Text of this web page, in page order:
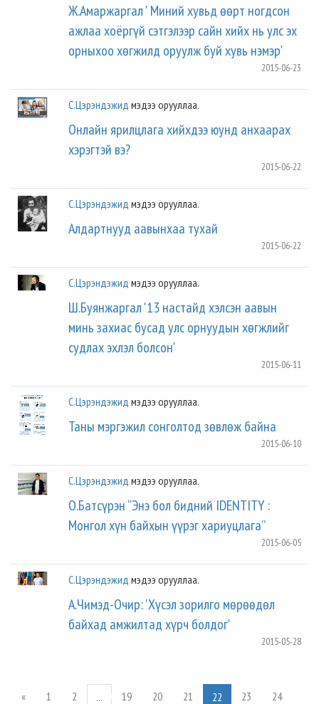
Ж.Амаржаргал ' Миний хувьд өөрт ногдсон
ажлаа хоёргүй сэтгэлээр сайн хийх нь улс эх
орныхоо хөгжилд оруулж буй хувь нэмэр'
2015-06-23
С.Цэрэндэжид мэдээ орууллаа.
Онлайн ярилцлага хийхдээ юунд анхаарах
хэрэгтэй вэ?
2015-06-22
С.Цэрэндэжид мэдээ орууллаа.
Алдартнууд аавынхаа тухай
2015-06-22
С.Цэрэндэжид мэдээ орууллаа.
Ш.Буянжаргал '13 настайд хэлсэн аавын
минь захиас бусад улс орнуудын хөгжлийг
судлах эхлэл болсон'
2015-06-11
С.Цэрэндэжид мэдээ орууллаа.
Таны мэргэжил сонголтод зөвлөж байна
2015-06-10
С.Цэрэндэжид мэдээ орууллаа.
О.Батсүрэн “Энэ бол бидний IDENTITY :
Монгол хүн байхын үүрэг хариуцлага”
2015-06-05
С.Цэрэндэжид мэдээ орууллаа.
А.Чимэд-Очир: 'Хүсэл зорилго мөрөөдөл
байхад амжилтад хүрч болдог'
2015-05-28
« 1 2 ... 19 20 21 22 23 24